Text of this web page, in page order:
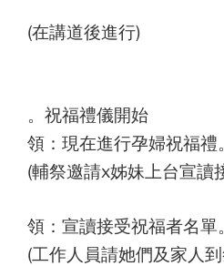
(在講道後進行)
。祝福禮儀開始
領：現在進行孕婦祝福禮。
(輔祭邀請x姊妹上台宣讀
領：宣讀接受祝福者名單。
(工作人員請她們及家人